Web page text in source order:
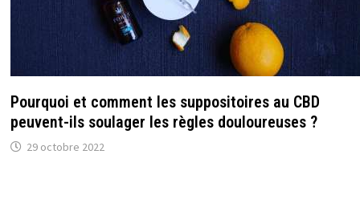
Pourquoi et comment les suppositoires au CBD
peuvent-ils soulager les règles douloureuses ?
29 octobre 2022